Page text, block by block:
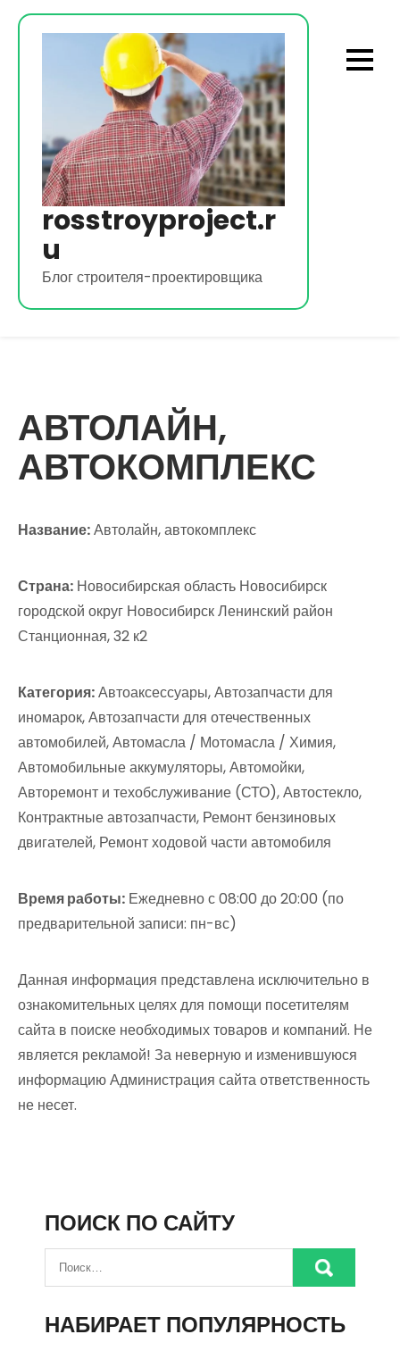
Перейти
rosstroyproject.r
u
Блог строителя-проектировщика
АВТОЛАЙН,
АВТОКОМПЛЕКС
Название:Автолайн, автокомплекс
Страна: Новосибирская область Новосибирск
городской округ Новосибирск Ленинский район
Станционная, 32 к2
Категория:Автоаксессуары, Автозапчасти для
иномарок, Автозапчасти для отечественных
автомобилей, Автомасла / Мотомасла / Химия,
Автомобильные аккумуляторы, Автомойки,
Авторемонт и техобслуживание (СТО), Автостекло,
Контрактные автозапчасти, Ремонт бензиновых
двигателей, Ремонт ходовой части автомобиля
Время работы: Ежедневно с 08:00 до 20:00 (по
предварительной записи: пн-вс)
Данная информация представлена исключительно в
ознакомительных целях для помощи посетителям
сайта в поиске необходимых товаров и компаний. Не
является рекламой! За неверную и изменившуюся
информацию Администрация сайта ответственность
не несет.
ПОИСК ПО САЙТУ
НАБИРАЕТ ПОПУЛЯРНОСТЬ